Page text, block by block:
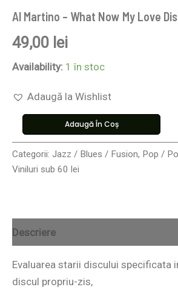
Al Martino – What Now My Love
49,00 lei
Availability: 1 în stoc
Adaugă la Wishlist
Adaugă În Coș
Categorii: Jazz / Blues / Fusion, Pop /
Viniluri sub 60 lei
Descriere
Evaluarea starii discului specificata
discul propriu-zis,